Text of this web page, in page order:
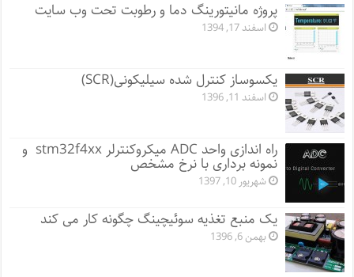
پروژه مانيتورينگ دما و رطوبت تحت وب سایت
اسفند 17, 1394
یکسوساز کنترل شده سیلیکونی(SCR)
اسفند 11, 1396
راه اندازی واحد ADC میکروکنترلر stm32f4xx و
نمونه برداری با نرخ مشخص
شهریور 10, 1397
یک منبع تغذیه سوئیچینگ چگونه کار می کند
بهمن 6, 1396